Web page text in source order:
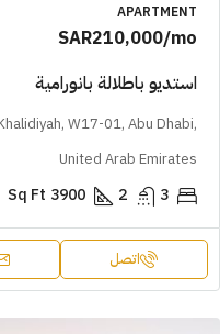
APARTMENT
SAR210,000/mo
استديو باطلالة بانورامية
W17-01, Abu Dhabi,
United Arab Emirates
3
2
3900
Sq Ft
اتصل